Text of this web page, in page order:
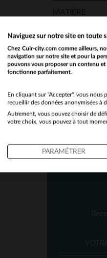
MATIÈRE
SAISON
Naviguez sur notre site en toute
Chez Cuir-city.com comme ailleurs,
navigation sur notre site et pour la
pouvons vous proposer un contenu
fonctionne parfaitement.
En cliquant sur "Accepter", vous nous
recueillir des données anonymisées à
Autrement, vous pouvez choisir de
votre choix, vous pouvez à tout
PARAMÉTRER